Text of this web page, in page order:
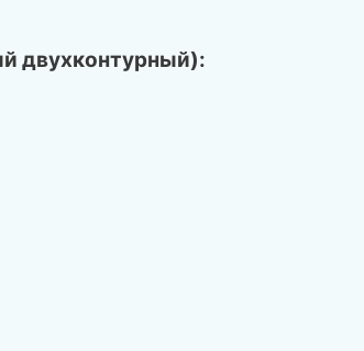
двухконтурный):